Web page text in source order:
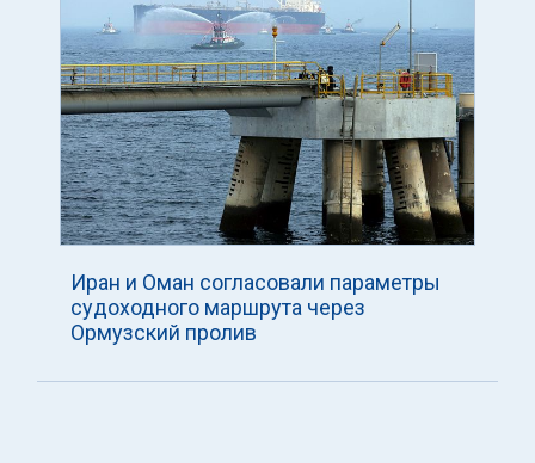
Иран и Оман согласовали параметры
судоходного маршрута через
Ормузский пролив